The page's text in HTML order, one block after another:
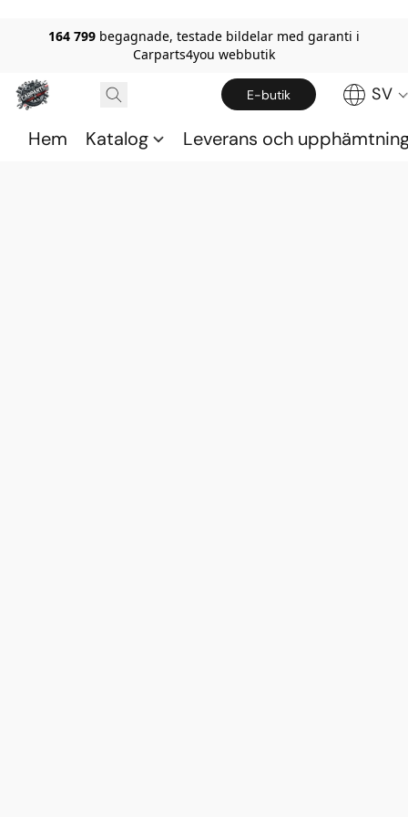
164 799 begagnade, testade bildelar med garanti i
Carparts4you webbutik
E-butik SV
Hem Katalog Leverans och